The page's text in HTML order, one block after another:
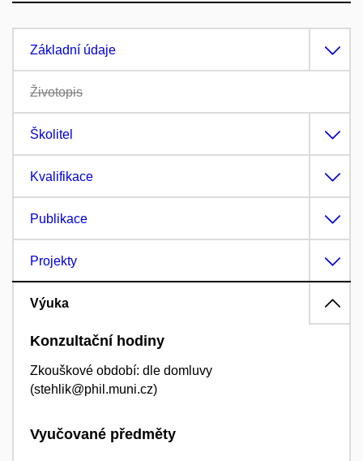
Základní údaje
Životopis
Školitel
Kvalifikace
Publikace
Projekty
Výuka
Konzultační hodiny
Zkouškové období: dle domluvy
(stehlik@phil.muni.cz)
Vyučované předměty